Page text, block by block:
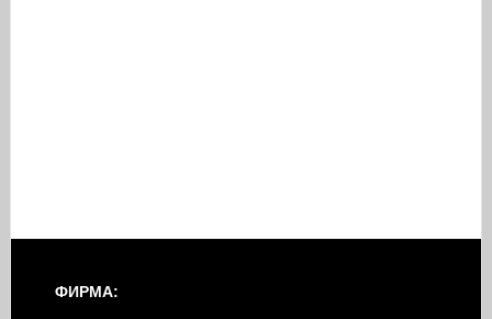
ФИРМА: